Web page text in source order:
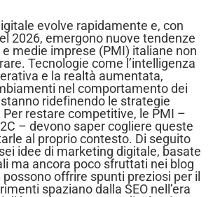
evolve rapidamente e, con
2026, emergono nuove tendenze
medie imprese (PMI) italiane non
Tecnologie come l’intelligenza
e la realtà aumentata,
nel comportamento dei
ridefinendo le strategie
restare competitive, le PMI –
– devono saper cogliere queste
al proprio contesto. Di seguito
idee di marketing digitale, basate
ma ancora poco sfruttati nei blog
possono offrire spunti preziosi per il
spaziano dalla SEO nell’era